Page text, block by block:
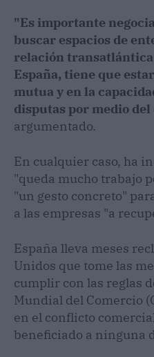
"Es importante
buscar espacios de
relación
España, tiene que
mutua y en la
disputas por medio del
argumentado.
En cualquier caso, ha
"queda mucho trabajo
"un gesto concreto"
a las empresas "a
España lleva meses
Unidos que tome las
cumplir con las reglas
Mundial del Comercio
en el conflicto
beneficiado a ninguna